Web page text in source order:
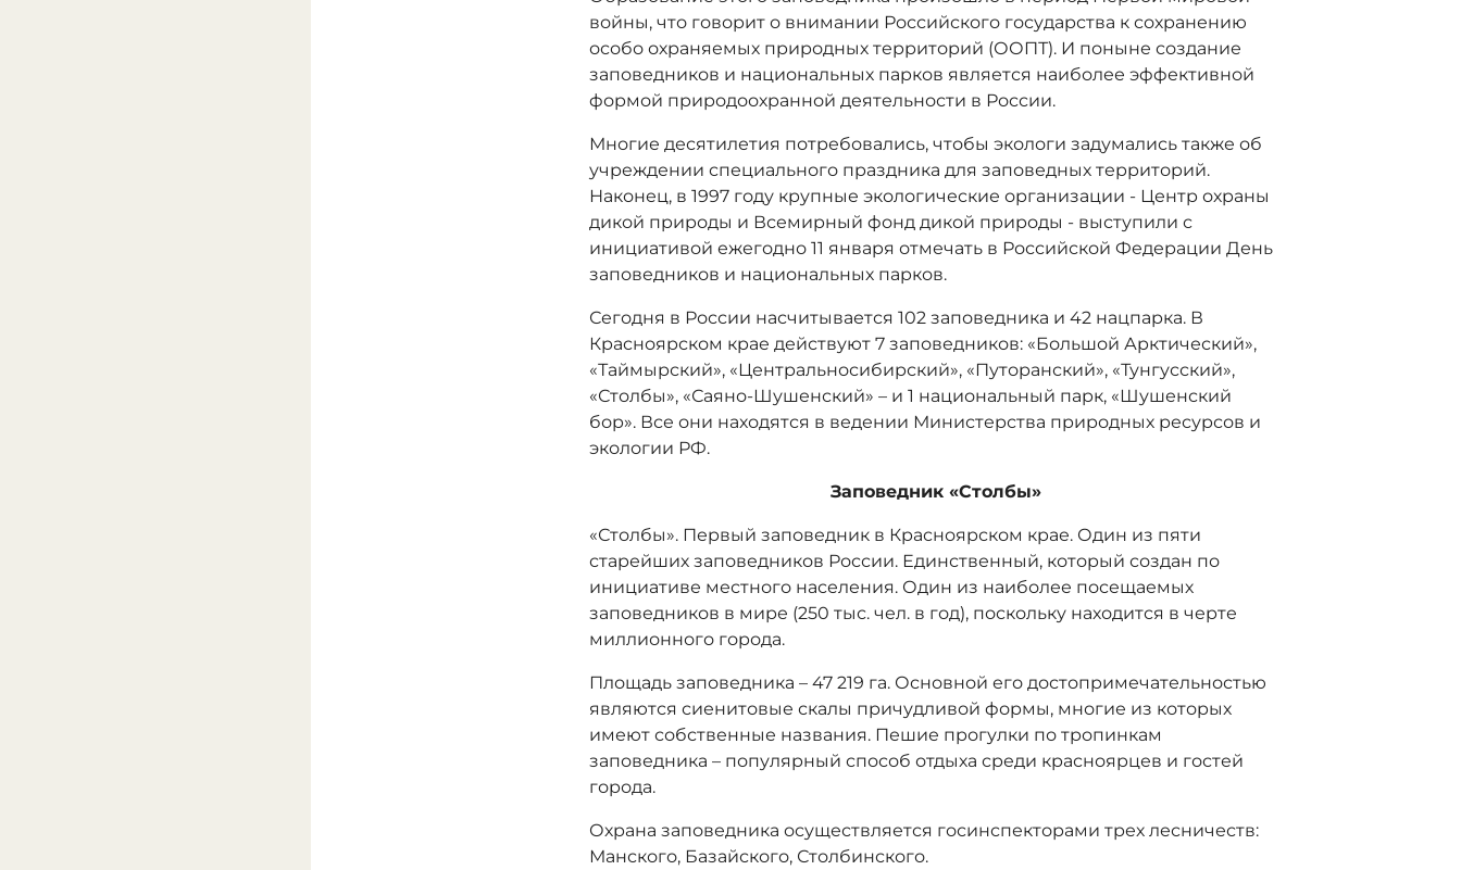
войны, что говорит о внимании Российского государства к сохранению
особо охраняемых природных территорий (ООПТ). И поныне создание
заповедников и национальных парков является наиболее эффективной
формой природоохранной деятельности в России.
Многие десятилетия потребовались, чтобы экологи задумались также об
учреждении специального праздника для заповедных территорий.
Наконец, в 1997 году крупные экологические организации - Центр охраны
дикой природы и Всемирный фонд дикой природы - выступили с
инициативой ежегодно 11 января отмечать в Российской Федерации День
заповедников и национальных парков.
Сегодня в России насчитывается 102 заповедника и 42 нацпарка. В
Красноярском крае действуют 7 заповедников: «Большой Арктический»,
«Таймырский», «Центральносибирский», «Путоранский», «Тунгусский»,
«Столбы», «Саяно-Шушенский» – и 1 национальный парк, «Шушенский
бор». Все они находятся в ведении Министерства природных ресурсов и
экологии РФ.
Заповедник «Столбы»
«Столбы». Первый заповедник в Красноярском крае. Один из пяти
старейших заповедников России. Единственный, который создан по
инициативе местного населения. Один из наиболее посещаемых
заповедников в мире (250 тыс. чел. в год), поскольку находится в черте
миллионного города.
Площадь заповедника – 47 219 га. Основной его достопримечательностью
являются сиенитовые скалы причудливой формы, многие из которых
имеют собственные названия. Пешие прогулки по тропинкам
заповедника – популярный способ отдыха среди красноярцев и гостей
города.
Охрана заповедника осуществляется госинспекторами трех лесничеств:
Манского, Базайского, Столбинского.